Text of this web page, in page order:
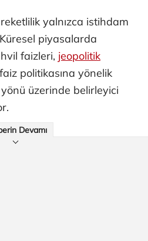
yalnızca istihdam
Küresel piyasalarda
faizleri, jeopolitik
politikasına yönelik
üzerinde belirleyici
Devamı